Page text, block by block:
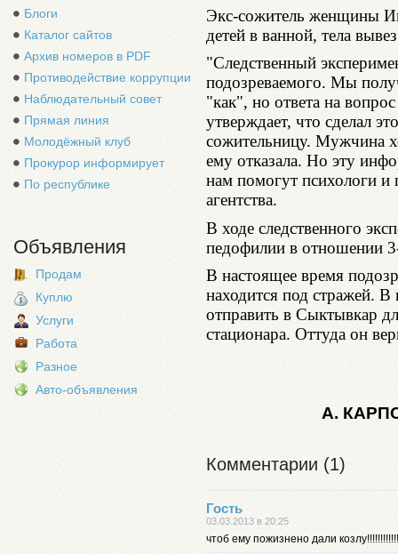
Блоги
Каталог сайтов
Архив номеров в PDF
Противодействие коррупции
Наблюдательный совет
Прямая линия
Молодёжный клуб
Прокурор информирует
По республике
Объявления
Продам
Куплю
Услуги
Работа
Разное
Авто-объявления
Экс-сожитель женщины
детей в ванной, тела
"Следственный
подозреваемого. Мы
"как", но ответа на
утверждает, что сделал
сожительницу. Мужчина
ему отказала. Но эту
нам помогут психологи и
агентства.
В ходе следственного
педофилии в отношении
В настоящее время
находится под стражей.
отправить в Сыктывкар
стационара. Оттуда он
А.
Комментарии (1)
Гость
03.03.2013 в 20:25
чтоб ему пожизнено дали козлу!!!!!!!!!!!!